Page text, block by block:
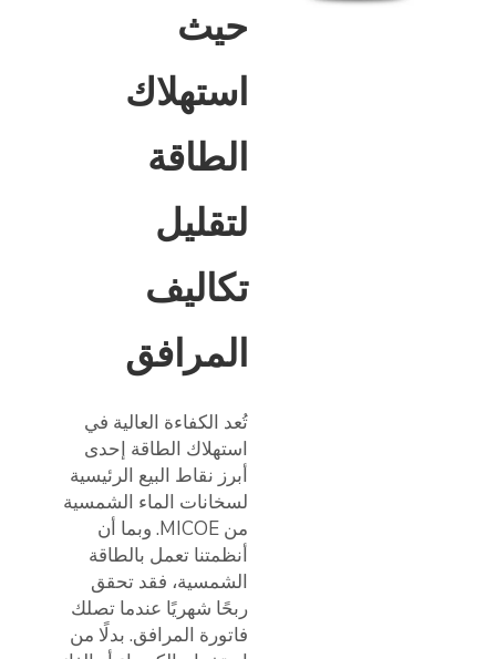
حيث
استهلاك
الطاقة
لتقليل
تكاليف
المرافق
تُعد الكفاءة العالية في
استهلاك الطاقة إحدى
أبرز نقاط البيع الرئيسية
لسخانات الماء الشمسية
من MICOE. وبما أن
أنظمتنا تعمل بالطاقة
الشمسية، فقد تحقق
ربحًا شهريًا عندما تصلك
فاتورة المرافق. بدلًا من